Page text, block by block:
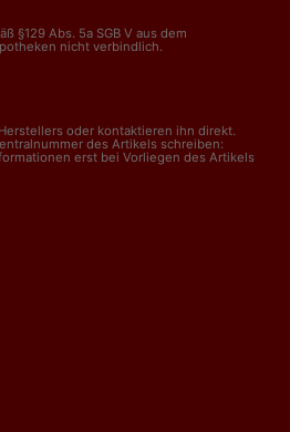
§129 Abs. 5a SGB V aus dem
nicht verbindlich.
oder kontaktieren ihn direkt.
des Artikels schreiben:
erst bei Vorliegen des Artikels